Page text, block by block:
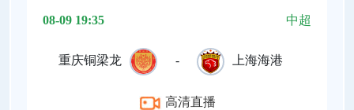
08-09 19:35 中超
重庆铜梁龙 - 上海海港
高清直播